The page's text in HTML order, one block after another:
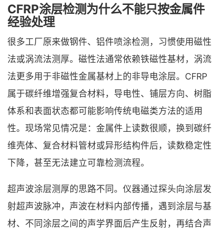
CFRP涂层检测为什么不能只按金属件
经验处理
很多工厂原来做钢件、铝件喷涂检测，习惯使用磁性
法或涡流法测厚。磁性法通常依赖铁磁性基材，涡流
法更多用于非磁性金属基材上的非导电涂层。CFRP
属于碳纤维增强复合材料，导电性、铺层方向、树脂
体系和表面状态都可能影响传统电磁类方法的适用
性。现场常见情况是：金属件上读数很顺，换到碳纤
维壳体、复合材料管材或异形结构件后，读数稳定性
下降，甚至无法建立可靠检测流程。
超声波涂层测厚的思路不同。仪器通过探头向涂层发
射超声波脉冲，声波在材料内部传播，遇到涂层与基
材、不同涂层之间的声学界面后产生反射，再结合声